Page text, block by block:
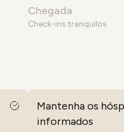
Chegada
Check-ins tranquilos
Mantenha os
informados